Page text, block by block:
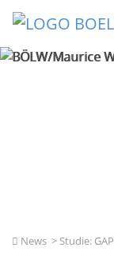
Direkt zum Inhalt
BÖLW/Maurice
News > Studie: